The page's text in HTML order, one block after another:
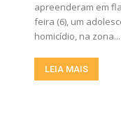
apreenderam em
feira (6), um
homicídio, na zona...
LEIA MAIS